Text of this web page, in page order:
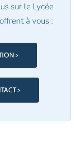
sur le Lycée
à vous :
>
>